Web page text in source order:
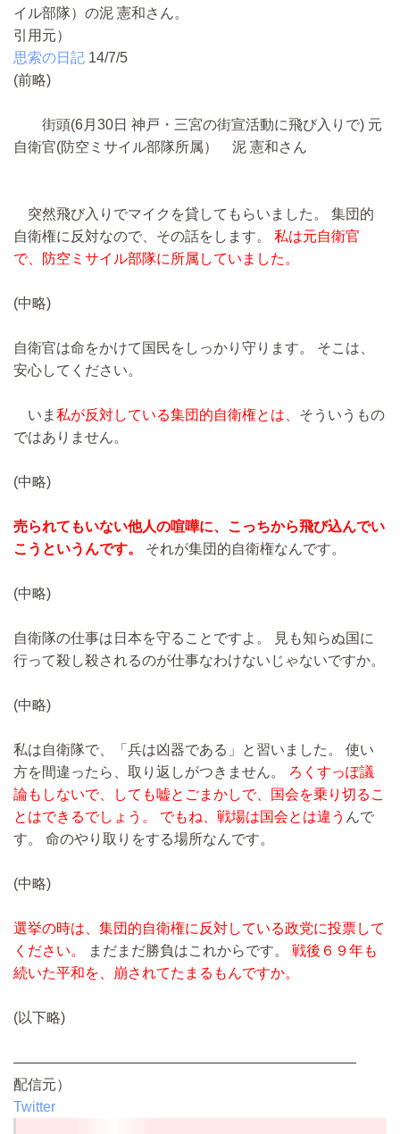
イル部隊）の泥 憲和さん。
引用元）
思索の日記 14/7/5
(前略)
街頭(6月30日 神戸・三宮の街宣活動に飛び入りで) 元
自衛官(防空ミサイル部隊所属） 泥 憲和さん
突然飛び入りでマイクを貸してもらいました。 集団的
自衛権に反対なので、その話をします。 私は元自衛官
で、防空ミサイル部隊に所属していました。
(中略)
自衛官は命をかけて国民をしっかり守ります。 そこは、
安心してください。
いま 私が反対している集団的自衛権とは、 そういうもの
ではありません。
(中略)
売られてもいない他人の喧嘩に、こっちから飛び込んでい
こうというんです。
それが集団的自衛権なんです。
(中略)
自衛隊の仕事は日本を守ることですよ。 見も知らぬ国に
行って殺し殺されるのが仕事なわけないじゃないですか。
(中略)
私は自衛隊で、「兵は凶器である」と習いました。 使い
方を間違ったら、取り返しがつきません。 ろくすっぽ議
論もしないで、しても嘘とごまかしで、国会を乗り切るこ
とはできるでしょう。 でもね、戦場は国会とは違う んで
す。 命のやり取りをする場所なんです。
(中略)
選挙の時は、集団的自衛権に反対している政党に投票して
ください。
まだまだ勝負はこれからです。 戦後６９年も
続いた平和を、崩されてたまるもんですか。
(以下略)
————————————————————————
配信元）
Twitter